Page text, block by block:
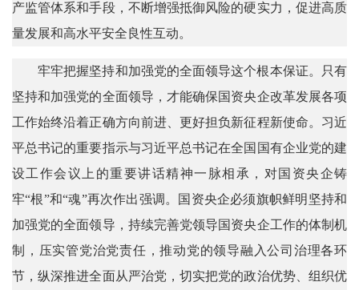
产监管体系和手段，不断增强抵御风险的硬实力，促进高质
量发展和高水平安全良性互动。
牢牢把握坚持和加强党的全面领导这个根本保证。只有
坚持和加强党的全面领导，才能确保国资央企改革发展各项
工作始终沿着正确方向前进、更好担负新征程新使命。习近
平总书记的重要指示与习近平总书记在全国国有企业党的建
设工作会议上的重要讲话精神一脉相承，对国资央企铸
牢“根”和“魂”再次作出强调。国资央企必须旗帜鲜明坚持和
加强党的全面领导，持续完善党领导国资央企工作的体制机
制，压实管党治党责任，推动党的领导融入公司治理各环
节，纵深推进全面从严治党，切实把党的政治优势、组织优